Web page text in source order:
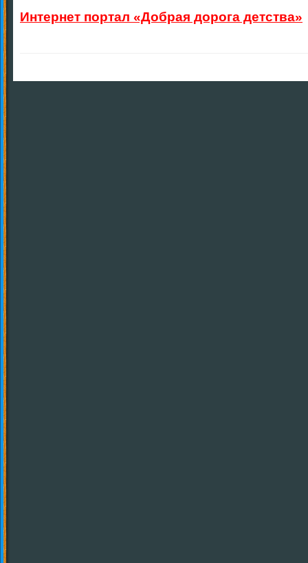
Интернет портал «Добрая дорога детства»